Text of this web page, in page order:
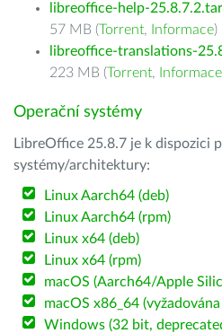
libreoffice-help-
57 MB (Torrent, Informace)
libreoffice-translations-
223 MB (Torrent, Informace
Operační systémy
LibreOffice 25.8.7 je k dispozici
systémy/architektury:
Linux Aarch64 (deb)
Linux Aarch64 (rpm)
Linux x64 (deb)
Linux x64 (rpm)
macOS (Aarch64/Apple
macOS x86_64
Windows (32 bit,